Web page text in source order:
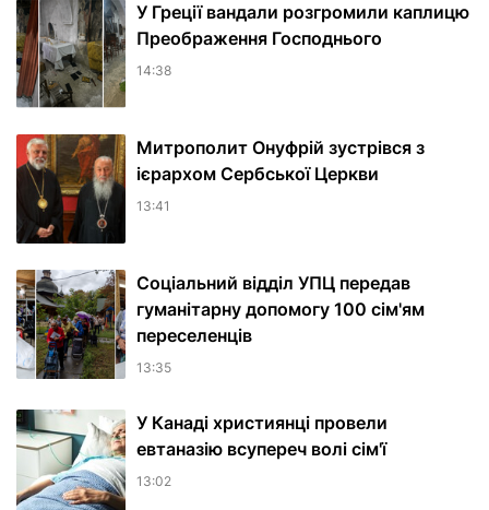
У Греції вандали розгромили каплицю
Преображення Господнього
14:38
Митрополит Онуфрій зустрівся з
ієрархом Сербської Церкви
13:41
Соціальний відділ УПЦ передав
гуманітарну допомогу 100 сім'ям
переселенців
13:35
У Канаді християнці провели
евтаназію всупереч волі сім'ї
13:02